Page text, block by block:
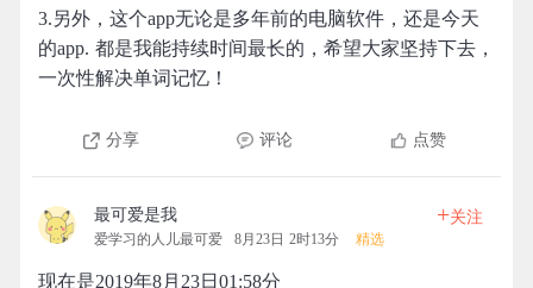
3.另外，这个app无论是多年前的电脑软件，还是今天
的app. 都是我能持续时间最长的，希望大家坚持下去，
一次性解决单词记忆！
分享 评论 点赞
最可爱是我
爱学习的人儿最可爱 8月23日 2时13分 精选
+关注
现在是2019年8月23日01:58分